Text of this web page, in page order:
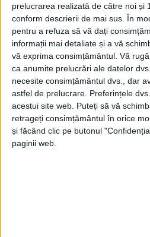
prelucrarea realizată de către noi și
conform descrierii de mai sus. În
pentru a refuza să vă dați
informații mai detaliate și a vă
vă exprima consimțământul. Vă
ca anumite prelucrări ale datelor
necesite consimțământul dvs., dar
astfel de prelucrare. Preferințele
acestui site web. Puteți să vă
retrageți consimțământul în orice
și făcând clic pe butonul
paginii web.
REŞIŢA – Materialul este unul prea
cauza pentru care niciun
pentru reabilitarea anvelopei
Primarul Ioan Popa spune că este
în valoare totală estimată undeva
lei!
Arhive